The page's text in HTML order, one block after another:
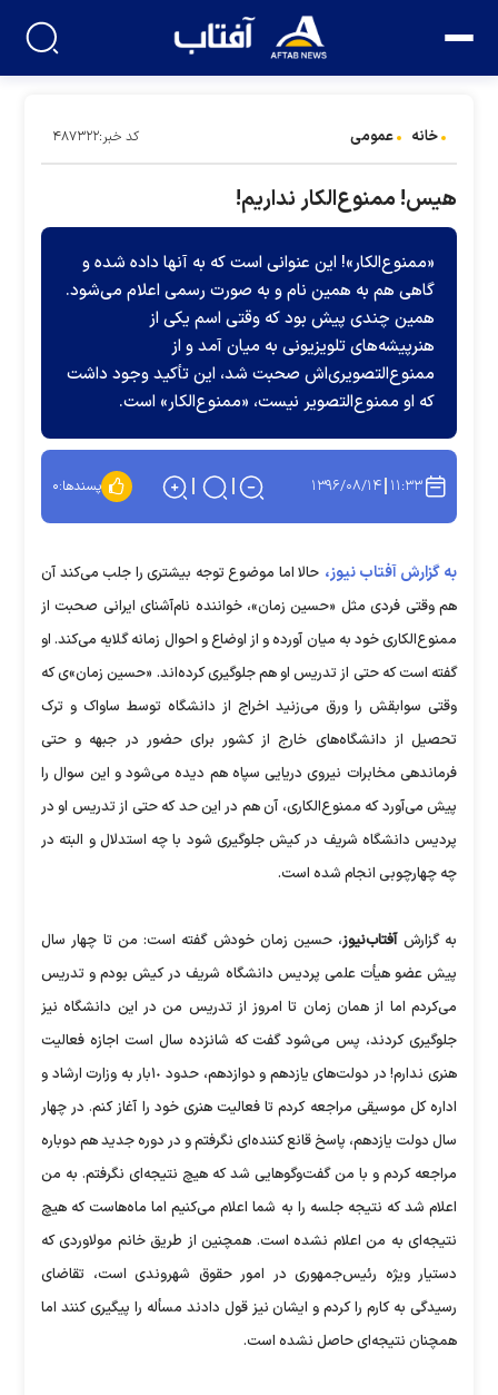
خانه عمومی کد خبر:۴۸۷۳۲۲
هیس! ممنوع‌الکار نداریم!
«ممنوع‌الکار»! این عنوانی است که به آنها داده شده و
گاهی هم به همین نام و به‌ صورت رسمی اعلام می‌شود.
همین چندی پیش بود که وقتی اسم یکی از
هنرپیشه‌های تلویزیونی به میان آمد و از
ممنوع‌التصویری‌اش صحبت شد، این تأکید وجود داشت
که او ممنوع‌التصویر نیست، «ممنوع‌الکار» است.
۱۱:۳۳ ۱۳۹۶/۰۸/۱۴ پسندها:۰
به گزارش آفتاب نیوز، حالا اما موضوع توجه بیشتری را جلب می‌کند آن
هم وقتی فردی مثل «حسین زمان»، خواننده نام‌آشنای ایرانی صحبت از
ممنوع‌الکاری خود به میان آورده و از اوضاع و احوال زمانه گلایه می‌کند. او
گفته است که حتی از تدریس او هم جلوگیری کرده‌اند. «حسین زمان»ی که
وقتی سوابقش را ورق می‌زنید اخراج از دانشگاه توسط ساواک و ترک
تحصیل از دانشگاه‌های خارج از کشور برای حضور در جبهه و حتی
فرماندهی مخابرات نیروی دریایی سپاه هم دیده می‌شود و این سوال را
پیش می‌آورد که ممنوع‌الکاری، آن هم در این حد که حتی از تدریس او در
پردیس دانشگاه شریف در کیش جلوگیری شود با چه استدلال و البته در
چه چهارچوبی انجام شده است.
به گزارشآفتاب‌نیوز، حسین زمان خودش گفته است: من تا چهار‌ سال
پیش عضو هیأت علمی پردیس دانشگاه شریف در کیش بودم و تدریس
می‌کردم اما از همان زمان تا امروز از تدریس من در این دانشگاه نیز
جلوگیری کردند، پس می‌شود گفت که شانزده‌ سال است اجازه فعالیت
هنری ندارم! در دولت‌های یازدهم و دوازدهم، حدود ١٠بار به وزارت ارشاد و
اداره کل موسیقی مراجعه کردم تا فعالیت هنری خود را آغاز کنم. در چهار‌
سال دولت یازدهم، پاسخ قانع کننده‌ای نگرفتم و در دوره جدید هم دوباره
مراجعه کردم و با من گفت‌وگوهایی شد که هیچ نتیجه‌ای نگرفتم. به من
اعلام شد که نتیجه جلسه را به شما اعلام می‌کنیم اما ماه‌هاست که هیچ
نتیجه‌ای به من اعلام نشده است. همچنین از طریق خانم مولاوردی که
دستیار ویژه رئیس‌جمهوری در امور حقوق شهروندی است، تقاضای
رسیدگی به کارم را کردم و ایشان نیز قول دادند مسأله را پیگیری کنند اما
همچنان نتیجه‌ای حاصل نشده است.